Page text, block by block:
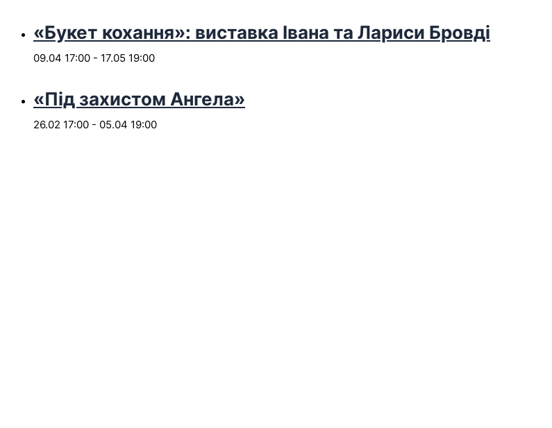
«Букет кохання»: виставка Івана та Лариси Бровді
09.04 17:00 - 17.05 19:00
«Під захистом Ангела»
26.02 17:00 - 05.04 19:00